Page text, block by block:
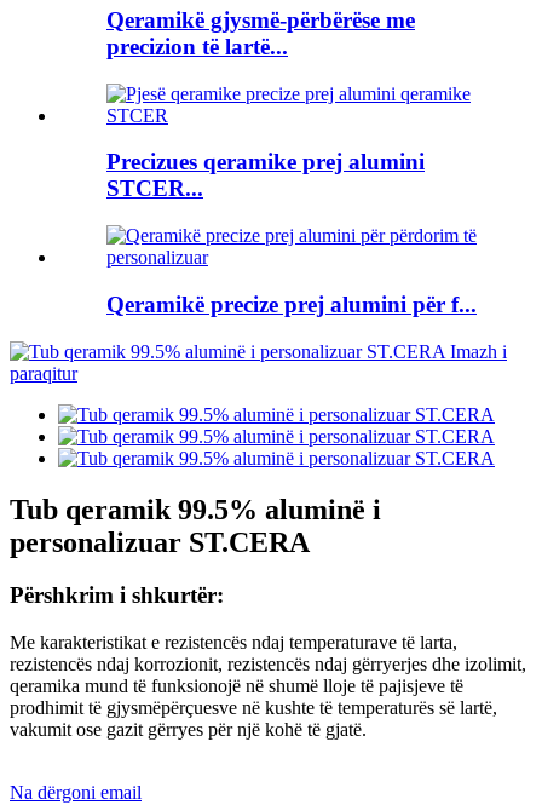
Qeramikë gjysmë-përbërëse me
precizion të lartë...
Precizues qeramike prej alumini
STCER...
Qeramikë precize prej alumini për f...
Tub qeramik 99.5% aluminë i
personalizuar ST.CERA
Përshkrim i shkurtër:
Me karakteristikat e rezistencës ndaj temperaturave të larta,
rezistencës ndaj korrozionit, rezistencës ndaj gërryerjes dhe izolimit,
qeramika mund të funksionojë në shumë lloje të pajisjeve të
prodhimit të gjysmëpërçuesve në kushte të temperaturës së lartë,
vakumit ose gazit gërryes për një kohë të gjatë.
Na dërgoni email